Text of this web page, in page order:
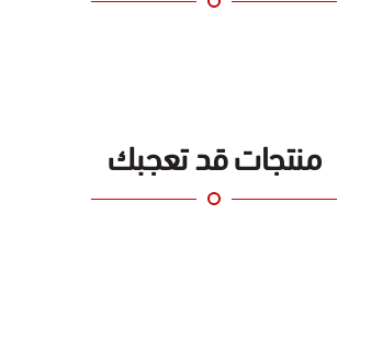
منتجات قد تعجبك